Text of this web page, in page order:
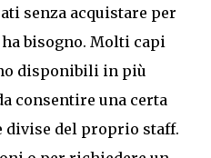
senza acquistare per
bisogno. Molti capi
disponibili in più
consentire una certa
divise del proprio staff.